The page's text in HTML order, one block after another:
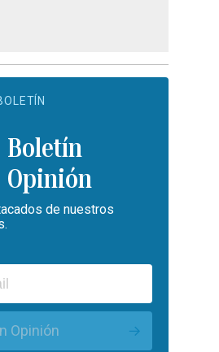
Boletín
Opinión
de nuestros
Opinión